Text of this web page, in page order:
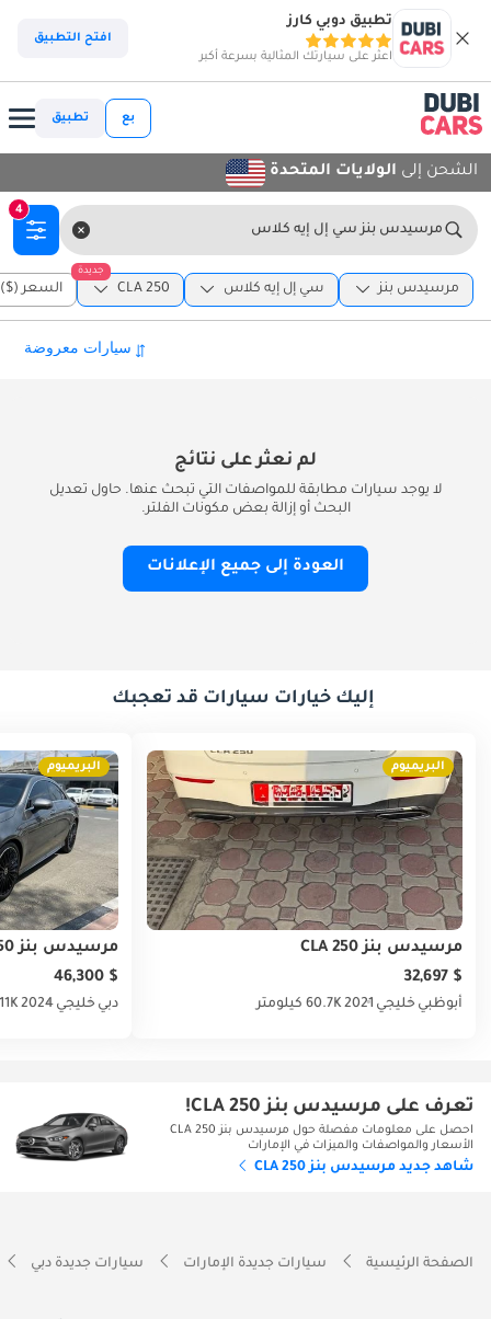
تطبيق دوبي كارز
اعثر على سيارتك المثالية بسرعة أكبر
افتح التطبيق
بع تطبيق
الشحن إلى الولايات المتحدة
مرسيدس بنز سي إل إيه كلاس
4
مرسيدس بنز سي إل إيه كلاس
جديدة
CLA 250 السعر ($)
لم نعثر على نتائج
لا يوجد سيارات مطابقة للمواصفات التي تبحث عنها. حاول تعديل
البحث أو إزالة بعض مكونات الفلتر.
العودة إلى جميع الإعلانات
إليك خيارات سيارات قد تعجبك
البريميوم
مرسيدس بنز CLA 250
$ 32,697
أبوظبي خليجي 202160.7K كيلومتر
البريميوم
مرسيدس بنز CLA 250
$ 46,300
دبي خليجي 202411K كيلومتر
تعرف على مرسيدس بنز CLA 250!
احصل على معلومات مفصلة حول مرسيدس بنز CLA 250
الأسعار والمواصفات والميزات في الإمارات
شاهد جديد مرسيدس بنز CLA 250
الصفحة الرئيسية سيارات جديدة الإمارات سيارات جديدة دبي